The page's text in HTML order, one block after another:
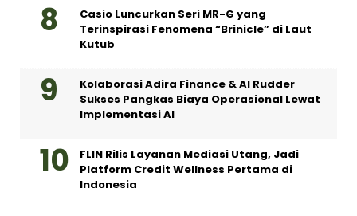
Casio Luncurkan Seri MR-G yang
Terinspirasi Fenomena “Brinicle” di Laut
Kutub
Kolaborasi Adira Finance & AI Rudder
Sukses Pangkas Biaya Operasional Lewat
Implementasi AI
FLIN Rilis Layanan Mediasi Utang, Jadi
Platform Credit Wellness Pertama di
Indonesia